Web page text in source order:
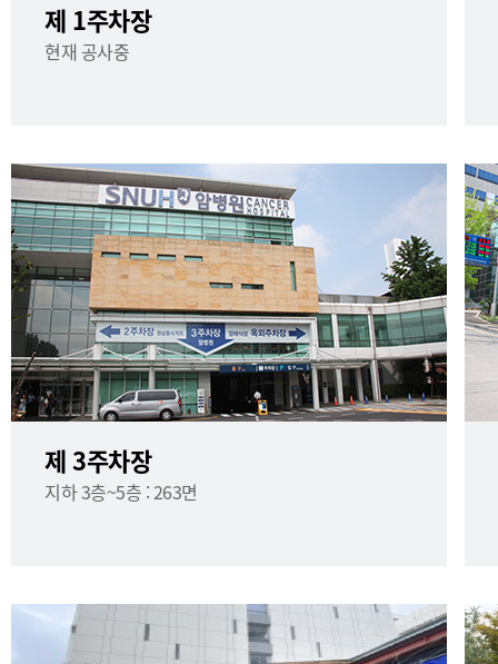
제 1주차장
현재 공사중
제 3주차장
지하 3층~5층 : 263면